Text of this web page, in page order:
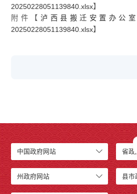
20250228051139840.xlsx】
附件【泸西县搬迁安置办公
20250228051139840.xlsx】
中国政府网站 省政
州政府网站 县市